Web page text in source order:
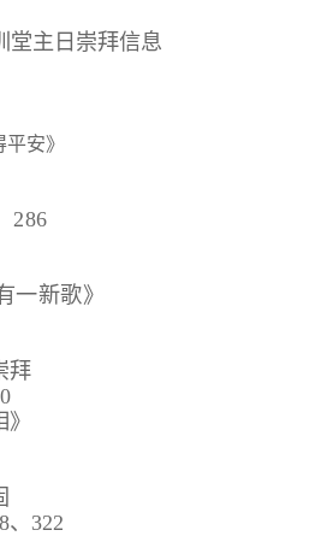
堂主日崇拜信息
安》
286
一新歌》
拜
、322